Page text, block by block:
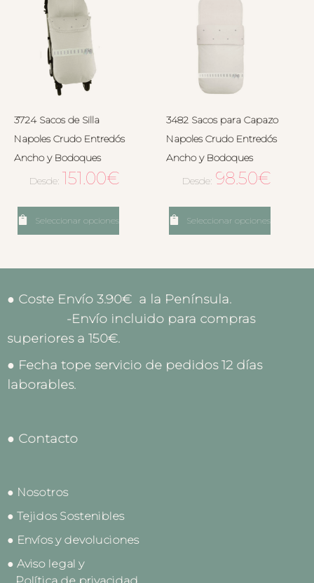
3724 Sacos de Silla
Napoles Crudo Entredós
Ancho y Bodoques
Desde: 151.00€
Seleccionar opciones
3482 Sacos para Capazo
Napoles Crudo Entredós
Ancho y Bodoques
Desde: 98.50€
Seleccionar opciones
● Coste Envío 3.90€ a la Península.
-Envío incluido para compras
superiores a 150€.
● Fecha tope servicio de pedidos 12 días
laborables.
● Contacto
● Nosotros
● Tejidos Sostenibles
● Envíos y devoluciones
● Aviso legal y